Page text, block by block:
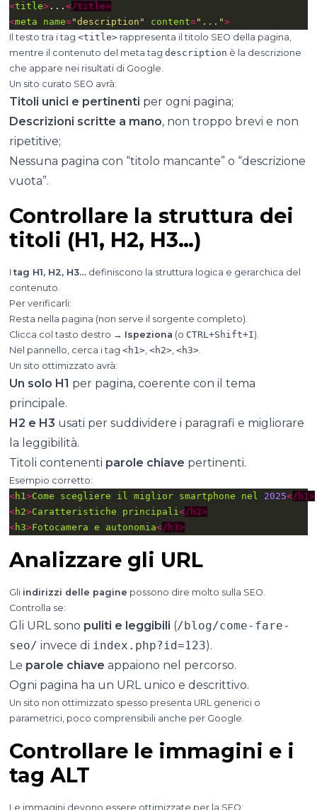
<title>... </title>
<meta name="description" content="...">
Il testo tra i tag <title>rappresenta il titolo SEO della pagina,
mentre il contenuto del meta tag description è la descrizione
che appare nei risultati di Google.
Un sito curato SEO avrà:
Titoli unici e pertinenti per ogni pagina;
Descrizioni scritte a mano, non troppo brevi e non
ripetitive;
Nessuna pagina con “titolo mancante” o “descrizione
vuota”.
Controllare la struttura dei
titoli (H1, H2, H3…)
Itag H1, H2, H3…definiscono la struttura logica e gerarchica del
contenuto.
Per verificarli:
Resta nella pagina (non serve il sorgente completo).
Clicca col tasto destro → Ispeziona (o CTRL+Shift+I).
Nel pannello, cerca i tag <h1>, <h2>, <h3>.
Un sito ottimizzato avrà:
Un solo H1 per pagina, coerente con il tema
principale.
H2 e H3 usati per suddividere i paragrafi e migliorare
la leggibilità.
Titoli contenenti parole chiave pertinenti.
Esempio corretto:
<h1>Come scegliere il miglior smartphone nel 2025</h1>
<h2>Caratteristiche principali</h2>
<h3>Fotocamera e autonomia</h3>
Analizzare gli URL
Gli indirizzi delle pagine possono dire molto sulla SEO.
Controlla se:
Gli URL sono puliti e leggibili (/blog/come-fare-
seo/ invece di index.php?id=123).
Le parole chiave appaiono nel percorso.
Ogni pagina ha un URL unico e descrittivo.
Un sito non ottimizzato spesso presenta URL generici o
parametrici, poco comprensibili anche per Google.
Controllare le immagini e i
tag ALT
Le immagini devono essere ottimizzate per la SEO: